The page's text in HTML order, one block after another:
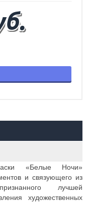
«Белые Ночи»
и связующего из
лучшей
художественных